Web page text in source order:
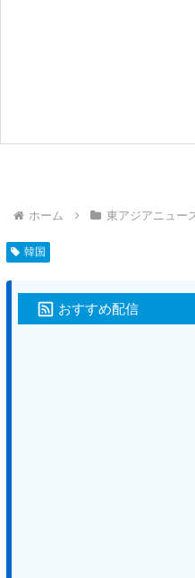
ホーム 東アジアニュー
韓国
おすすめ配信